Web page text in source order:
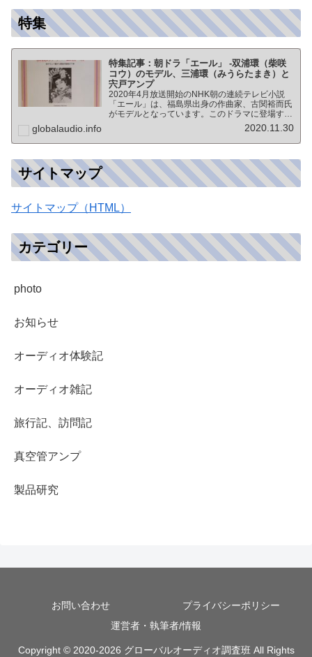
特集
特集記事：朝ドラ「エール」 -双浦環（柴咲
コウ）のモデル、三浦環（みうらたまき）と
宍戸アンプ
2020年4月放送開始のNHK朝の連続テレビ小説
「エール」は、福島県出身の作曲家、古関裕而氏
がモデルとなっています。このドラマに登場する
戦前の声楽家、三浦環さんと、本サイトにも登場
する宍戸公一氏のアンプ（著書「送信管によるシ
ングルアンプ製作…
globalaudio.info 2020.11.30
サイトマップ
サイトマップ（HTML）
カテゴリー
photo
お知らせ
オーディオ体験記
オーディオ雑記
旅行記、訪問記
真空管アンプ
製品研究
お問い合わせ
プライバシーポリシー
運営者・執筆者/情報
Copyright © 2020-2026 グローバルオーディオ調査班 All Rights